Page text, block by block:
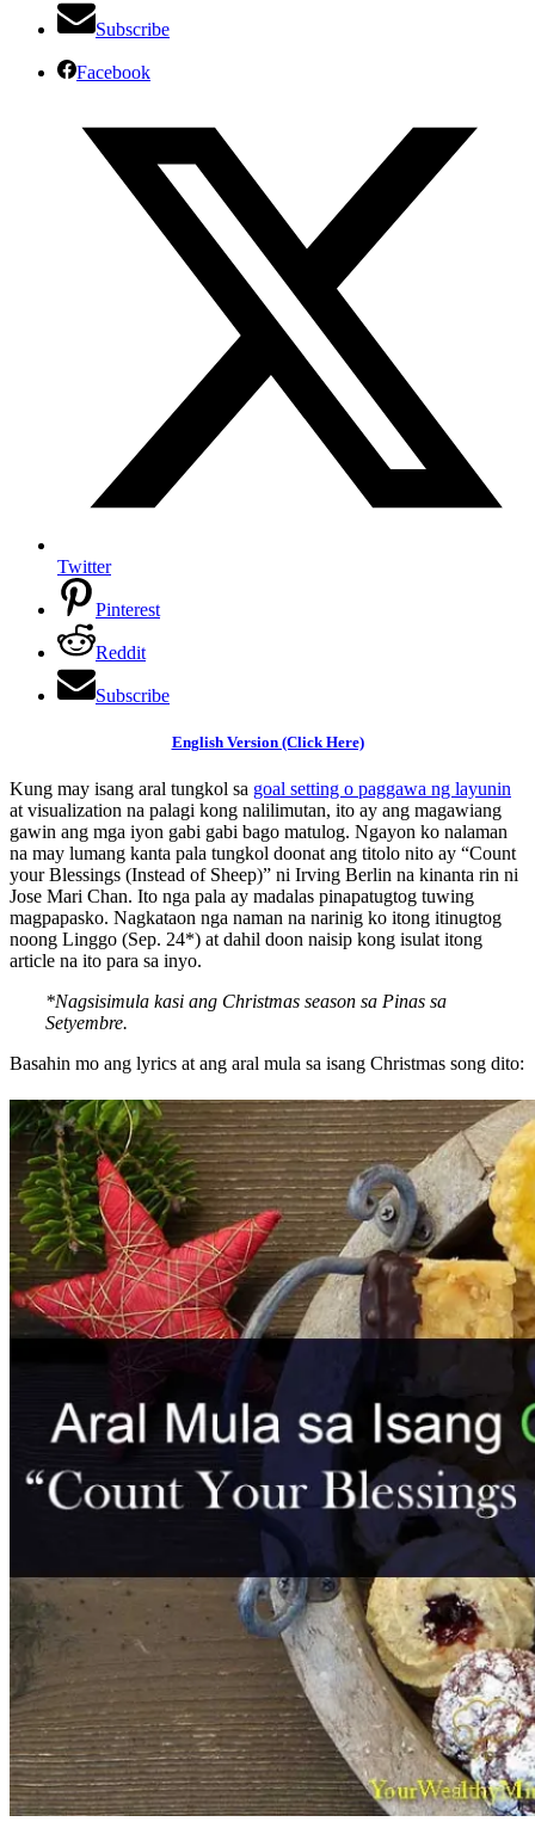
Subscribe
Facebook
Twitter
Pinterest
Reddit
Subscribe
English Version (Click Here)
Kung may isang aral tungkol sa goal setting o paggawa ng layunin
at visualization na palagi kong nalilimutan, ito ay ang magawiang
gawin ang mga iyon gabi gabi bago matulog. Ngayon ko nalaman
na may lumang kanta pala tungkol doonat ang titolo nito ay “Count
your Blessings (Instead of Sheep)” ni Irving Berlin na kinanta rin ni
Jose Mari Chan. Ito nga pala ay madalas pinapatugtog tuwing
magpapasko. Nagkataon nga naman na narinig ko itong itinugtog
noong Linggo (Sep. 24*) at dahil doon naisip kong isulat itong
article na ito para sa inyo.
*Nagsisimula kasi ang Christmas season sa Pinas sa
Setyembre.
Basahin mo ang lyrics at ang aral mula sa isang Christmas song dito: